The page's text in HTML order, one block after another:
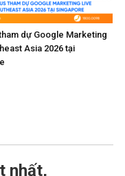
dự Google Marketing
Asia 2026 tại
nhất,